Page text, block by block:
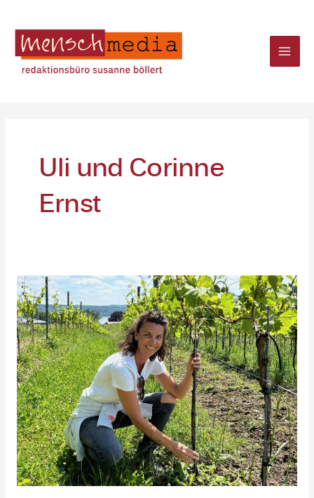
Inhalt
springen
Uli und Corinne
Ernst
Praktikum
im
Weinberg
am
Ammersee